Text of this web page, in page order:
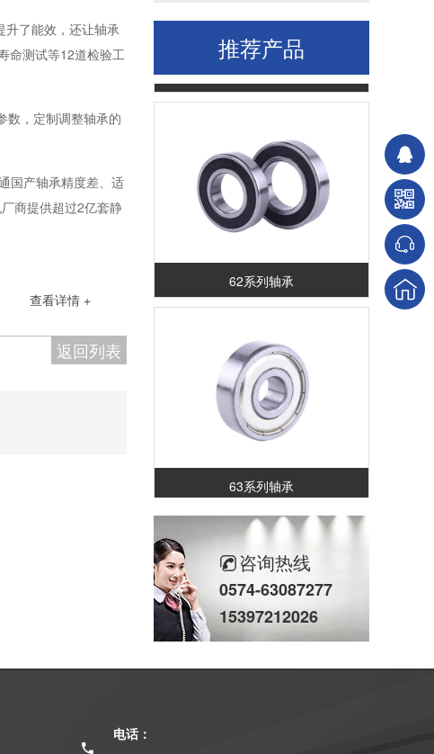
升了能效，还让轴承
命测试等12道检验工
数，定制调整轴承的
国产轴承精度差、适
商提供超过2亿套静
查看详情 +
返回列表
推荐产品
62系列轴承
63系列轴承
咨询热线
0574-63087277
15397212026
电话：